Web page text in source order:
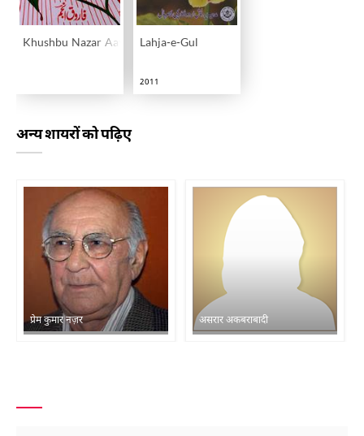
Khushbu Nazar Aaye Lahja-e-Gul
2011
अन्य शायरों को पढ़िए
प्रेम कुमार नज़र असरार अकबराबादी